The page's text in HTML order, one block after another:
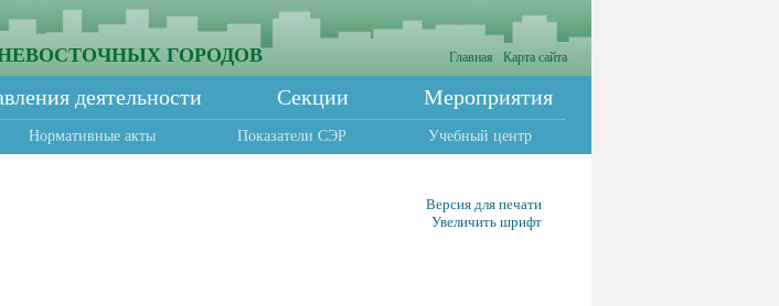
ГОРОДОВ Главная Карта сайта
деятельности Секции Мероприятия
Нормативные акты Показатели СЭР Учебный центр
Версия для печати
Увеличить шрифт